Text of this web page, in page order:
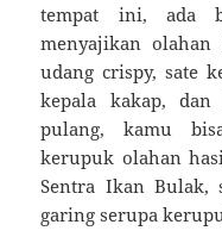
tempat ini, ada
menyajikan
udang crispy, sate
kepala kakap,
pulang, kamu
kerupuk olahan
Sentra Ikan Bulak,
garing serupa